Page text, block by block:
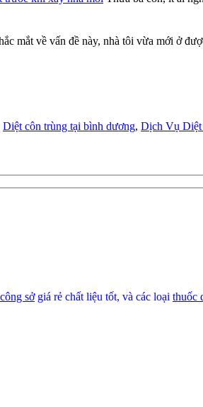
mắt về vấn đề này, nhà tôi vừa mới ở
Diệt côn trùng tại bình dương, Dịch Vụ
sởgiá rẻ chất liệu tốt, và các loại thuốc